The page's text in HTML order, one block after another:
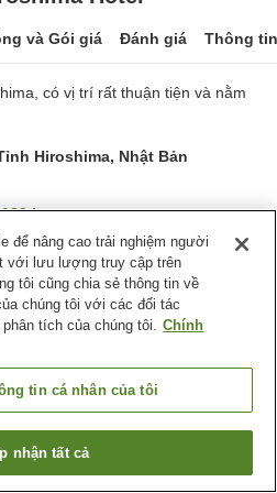
và Gói giá Đánh giá Thông
có vị trí rất thuận tiện và nằm
Hiroshima, Nhật Bản
139lượt
Xông hơi
Phòng tập gym
Hiroshima
Thành phố Hiroshima
trống
để nâng cao trải nghiệm người
với lưu lượng truy cập trên
tôi cũng chia sẻ thông tin về
chúng tôi với các đối tác
tích của chúng tôi. Chính
tin cá nhân của tôi
nhận tất cả